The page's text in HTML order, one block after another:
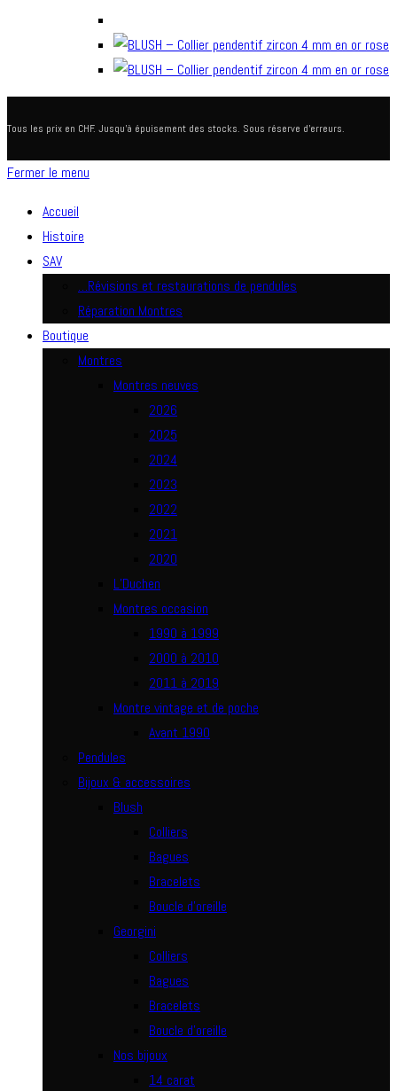
Tous les prix en CHF. Jusqu'à épuisement des stocks. Sous réserve d'erreurs.
Fermer le menu
Accueil
Histoire
SAV
…Révisions et restaurations de pendules
Réparation Montres
Boutique
Montres
Montres neuves
2026
2025
2024
2023
2022
2021
2020
L’Duchen
Montres occasion
1990 à 1999
2000 à 2010
2011 à 2019
Montre vintage et de poche
Avant 1990
Pendules
Bijoux & accessoires
Blush
Colliers
Bagues
Bracelets
Boucle d’oreille
Georgini
Colliers
Bagues
Bracelets
Boucle d’oreille
Nos bijoux
14 carat